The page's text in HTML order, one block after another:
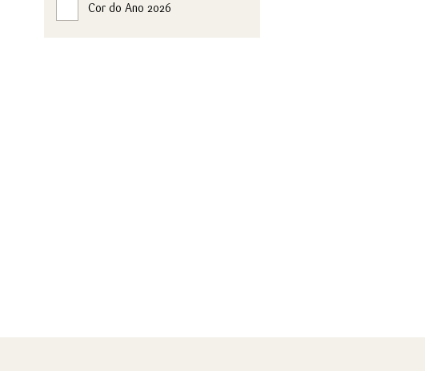
Cor do Ano 2026